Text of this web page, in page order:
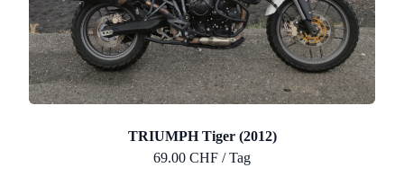
TRIUMPH Tiger (2012)
69.00 CHF / Tag